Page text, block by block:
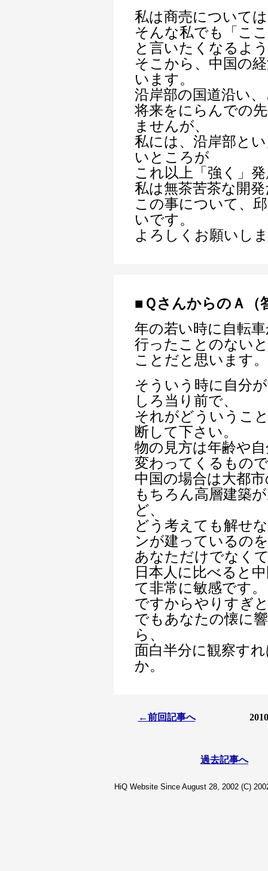
私は商売について
そんな私でも「こ
と言いたくなるよ
そこから、中国の
います。
沿岸部の国道沿い
将来をにらんでの
ませんが、
私には、沿岸部と
いところが
これ以上「強く」
私は無茶苦茶な開
この事について、
いです。
よろしくお願いし
■ＱさんからのＡ（
年の若い時に自転
行ったことのない
ことだと思います。
そういう時に自分
しろ当り前で、
それがどういうこ
断して下さい。
物の見方は年齢や
変わってくるもの
中国の場合は大都
もちろん高層建築
ど、
どう考えても解せ
ンが建っているのを
あなただけでなく
日本人に比べると
て非常に敏感です。
ですからやりすぎ
でもあなたの懐に
ら、
面白半分に観察す
か。
←前回記事へ
過去記事へ
HiQ Website Since August 28, 2002 (C)